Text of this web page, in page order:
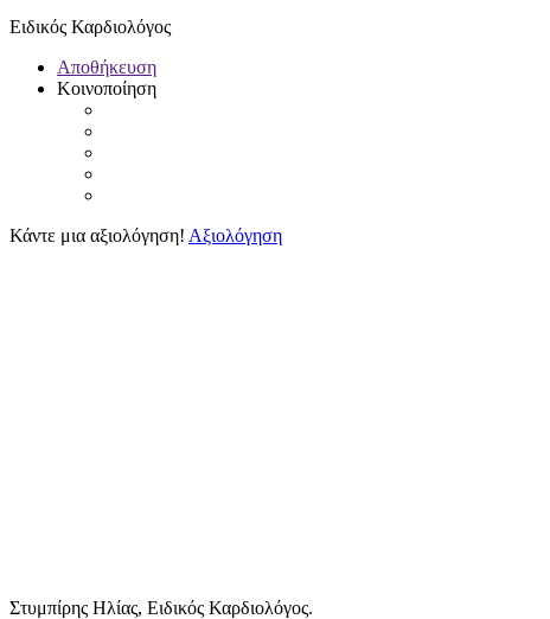
Ειδικός Καρδιολόγος
Αποθήκευση
Κοινοποίηση
Κάντε μια αξιολόγηση! Αξιολόγηση
Στυμπίρης Ηλίας, Ειδικός Καρδιολόγος.